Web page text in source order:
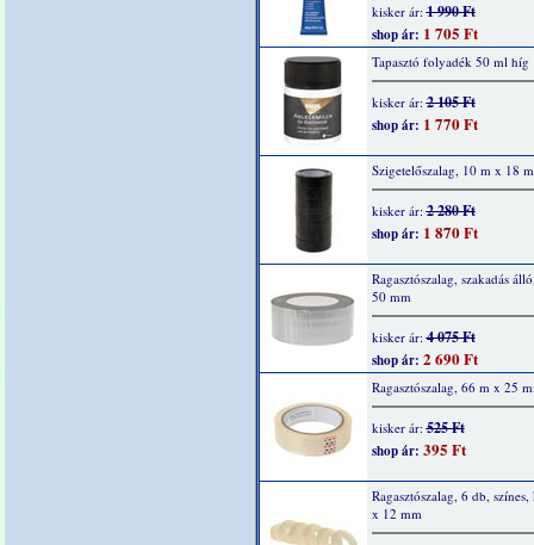
kisker ár:1 990 Ft
shop ár: 1 705 Ft
Tapasztó folyadék 50 ml híg
kisker ár:2 105 Ft
shop ár: 1 770 Ft
Szigetelőszalag, 10 m x 18
kisker ár:2 280 Ft
shop ár: 1 870 Ft
Ragasztószalag, szakadás
50 mm
kisker ár:4 075 Ft
shop ár: 2 690 Ft
Ragasztószalag, 66 m x 25
kisker ár:525 Ft
shop ár: 395 Ft
Ragasztószalag, 6 db,
x 12 mm